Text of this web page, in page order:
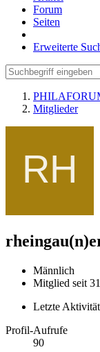
Forum
Seiten
Erweiterte
Mitglieder
Männlich
Mitglied seit
Letzte
Profil-Aufrufe
90